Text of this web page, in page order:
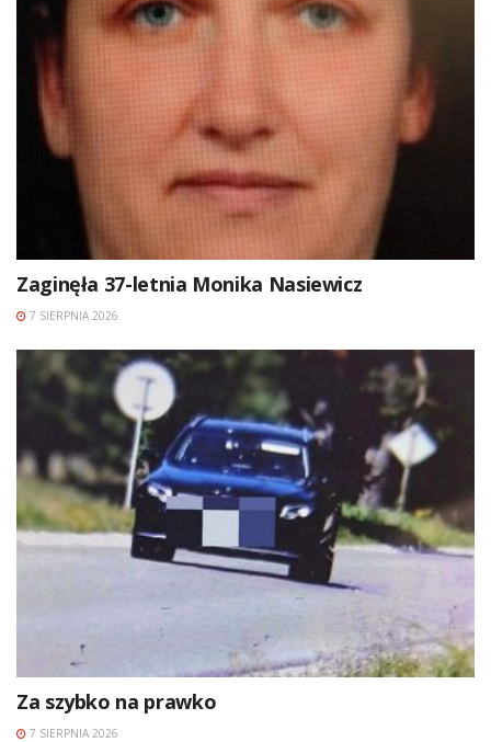
Zaginęła 37-letnia Monika Nasiewicz
7 SIERPNIA 2026
Za szybko na prawko
7 SIERPNIA 2026